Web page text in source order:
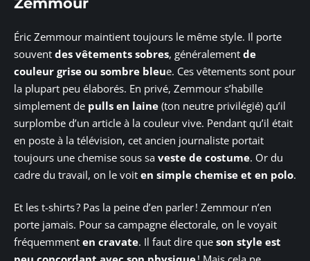
Éric Zemmour maintient toujours le même style. Il porte
souvent des vêtements sobres, généralement de
couleur grise ou sombre bleue. Ces vêtements sont pour
la plupart peu élaborés. En privé, Zemmour s’habille
simplement de pulls en laine (ton neutre privilégié) qu’il
surplombe d’un article à la couleur vive. Pendant qu’il était
en poste à la télévision, cet ancien journaliste portait
toujours une chemise sous sa veste de costume. Or du
cadre du travail, on le voit en simple chemise et en polo.
Et les t-shirts ? Pas la peine d’en parler ! Zemmour n’en
porte jamais. Pour sa campagne électorale, on le voyait
fréquemment en cravate. Il faut dire que son style est